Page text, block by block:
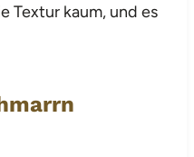
Textur kaum, und es